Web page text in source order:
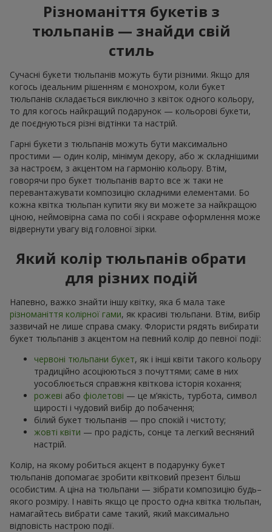
Різноманіття букетів з
тюльпанів — знайди свій
стиль
Сучасні букети тюльпанів можуть бути різними. Якщо для
когось ідеальним рішенням є монохром, коли букет
тюльпанів складається виключно з квіток одного кольору,
то для когось найкращий подарунок — кольорові букети,
де поєднуються різні відтінки та настрій.
Гарні букети з тюльпанів можуть бути максимально
простими — один колір, мінімум декору, або ж складнішими
за настроєм, з акцентом на гармонію кольору. Втім,
говорячи про букет тюльпанів варто все ж таки не
перевантажувати композицію складними елементами. Бо
кожна квітка тюльпан купити яку ви можете за найкращою
ціною, неймовірна сама по собі і яскраве оформлення може
відвернути увагу від головної зірки.
Який колір тюльпанів обрати
для різних подій
Напевно, важко знайти іншу квітку, яка б мала таке
різноманіття колірної гами, як красиві тюльпани. Втім, вибір
зазвичай не лише справа смаку. Флористи рядять вибирати
букет тюльпанів з акцентом на певний колір до певної події:
червоні тюльпани букет, як і інші квіти такого кольору
традиційно асоціюються з почуттями; саме в них
уособлюється справжня квіткова історія кохання;
рожеві або фіолетові — це м’якість, турбота, символ
щирості і чудовий вибір до побачення;
білий букет тюльпанів — про спокій і чистоту;
жовті квіти — про радість, сонце та легкий весняний
настрій.
Колір, на якому робиться акцент в подарунку букет
тюльпанів допомагає зробити квітковий презент більш
особистим. А ціна на тюльпани — зібрати композицію будь–
якого розміру. І навіть якщо це просто одна квітка тюльпан,
намагайтесь вибрати саме такий, який максимально
відповість настрою події.